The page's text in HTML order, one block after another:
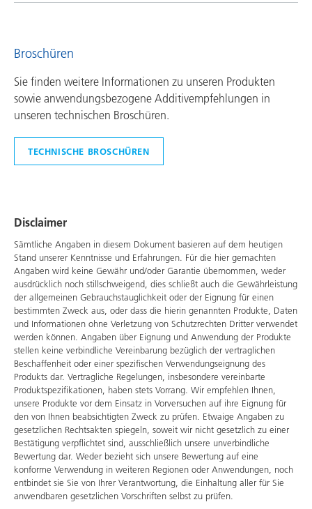
Broschüren
Sie finden weitere Informationen zu unseren Produkten
sowie anwendungsbezogene Additivempfehlungen in
unseren technischen Broschüren.
TECHNISCHE BROSCHÜREN
Disclaimer
Sämtliche Angaben in diesem Dokument basieren auf dem heutigen
Stand unserer Kenntnisse und Erfahrungen. Für die hier gemachten
Angaben wird keine Gewähr und/oder Garantie übernommen, weder
ausdrücklich noch stillschweigend, dies schließt auch die Gewährleistung
der allgemeinen Gebrauchstauglichkeit oder der Eignung für einen
bestimmten Zweck aus, oder dass die hierin genannten Produkte, Daten
und Informationen ohne Verletzung von Schutzrechten Dritter verwendet
werden können. Angaben über Eignung und Anwendung der Produkte
stellen keine verbindliche Vereinbarung bezüglich der vertraglichen
Beschaffenheit oder einer spezifischen Verwendungseignung des
Produkts dar. Vertragliche Regelungen, insbesondere vereinbarte
Produktspezifikationen, haben stets Vorrang. Wir empfehlen Ihnen,
unsere Produkte vor dem Einsatz in Vorversuchen auf ihre Eignung für
den von Ihnen beabsichtigten Zweck zu prüfen. Etwaige Angaben zu
gesetzlichen Rechtsakten spiegeln, soweit wir nicht gesetzlich zu einer
Bestätigung verpflichtet sind, ausschließlich unsere unverbindliche
Bewertung dar. Weder bezieht sich unsere Bewertung auf eine
konforme Verwendung in weiteren Regionen oder Anwendungen, noch
entbindet sie Sie von Ihrer Verantwortung, die Einhaltung aller für Sie
anwendbaren gesetzlichen Vorschriften selbst zu prüfen.